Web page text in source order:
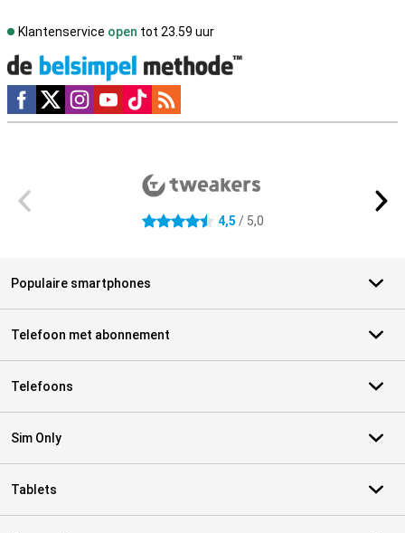
Klantenservice open tot 23.59 uur
Social media
4.5 sterren 4,5 / 5,0
Populaire smartphones
Telefoon met abonnement
Telefoons
Sim Only
Tablets